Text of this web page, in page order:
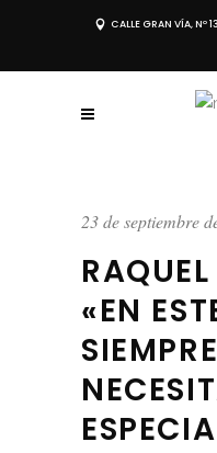
CALLE GRAN VÍA, Nº
23 de septiembre
«EN